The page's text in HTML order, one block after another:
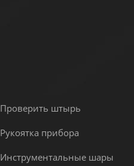
Проверить штырь
Рукоятка прибора
Инструментальные шары